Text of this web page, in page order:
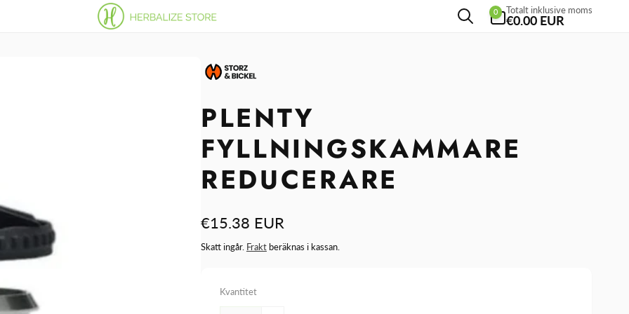
0
artiklar
Totalt inklusive moms
€0.00 EUR
PLENTY
FYLLNINGSKAMMARE
REDUCERARE
Ordinarie
pris
€15.38 EUR
Skatt ingår. Fraktberäknas i kassan.
Kvantitet